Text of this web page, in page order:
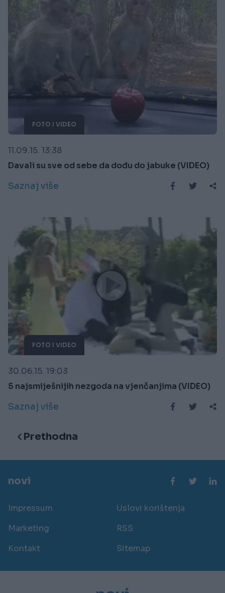
FOTO I VIDEO
11.09.15. 13:38
Davali su sve od sebe da dođu do jabuke (VIDEO)
Saznaj više
FOTO I VIDEO
30.06.15. 19:03
5 najsmiješnijih nezgoda na vjenčanjima (VIDEO)
Saznaj više
Prethodna
novi
Impressum
Uslovi korištenja
Marketing
RSS
Kontakt
Sitemap